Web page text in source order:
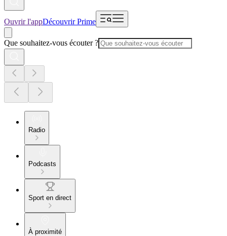
Ouvrir l'appDécouvrir Prime
Que souhaitez-vous écouter ?
Radio
Podcasts
Sport en direct
À proximité